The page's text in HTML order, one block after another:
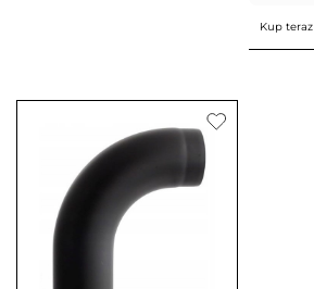
Kup teraz